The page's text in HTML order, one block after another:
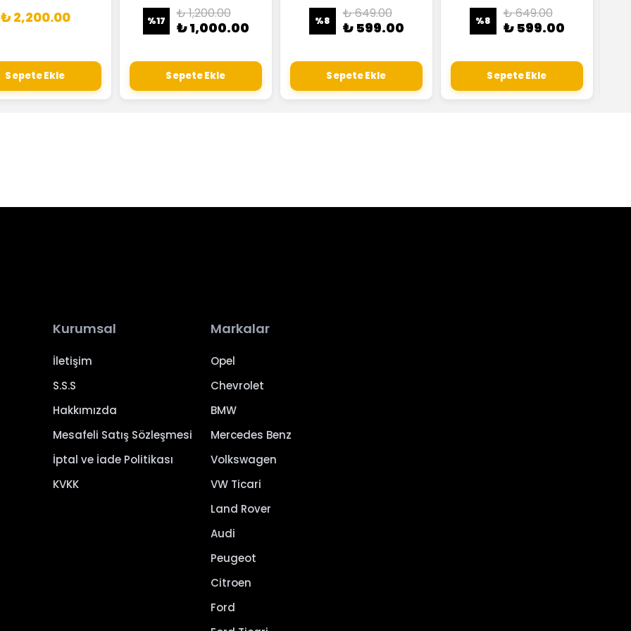
₺ 2,200.00
Sepete Ekle
%17 ₺ 1,200.00
₺ 1,000.00
Sepete Ekle
%8 ₺ 649.00
₺ 599.00
Sepete Ekle
%8 ₺ 649.00
₺ 599.00
Sepete Ekle
Kurumsal
İletişim
S.S.S
Hakkımızda
Mesafeli Satış Sözleşmesi
İptal ve İade Politikası
KVKK
Markalar
Opel
Chevrolet
BMW
Mercedes Benz
Volkswagen
VW Ticari
Land Rover
Audi
Peugeot
Citroen
Ford